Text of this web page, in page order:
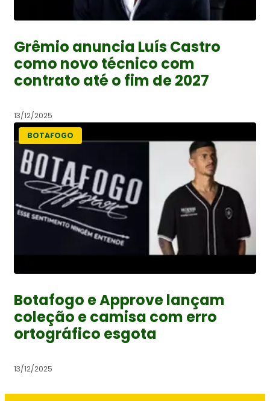
Grêmio anuncia Luís Castro
como novo técnico com
contrato até o fim de 2027
13/12/2025
BOTAFOGO
Botafogo e Approve lançam
coleção e camisa com erro
ortográfico esgota
13/12/2025